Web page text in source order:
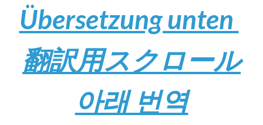
Übersetzung unten
翻訳用スクロール
아래 번역